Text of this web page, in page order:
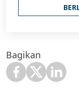
Bagikan